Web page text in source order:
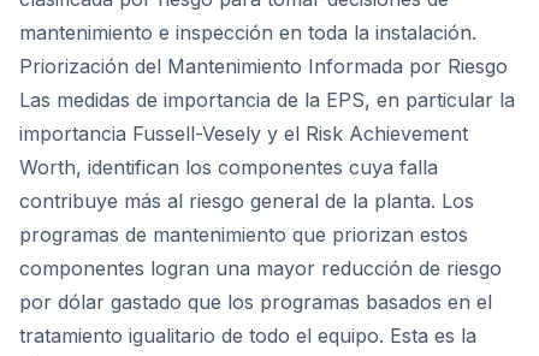
mantenimiento e inspección en toda la instalación.
Priorización del Mantenimiento Informada por Riesgo
Las medidas de importancia de la EPS, en particular la
importancia Fussell-Vesely y el Risk Achievement
Worth, identifican los componentes cuya falla
contribuye más al riesgo general de la planta. Los
programas de mantenimiento que priorizan estos
componentes logran una mayor reducción de riesgo
por dólar gastado que los programas basados en el
tratamiento igualitario de todo el equipo. Esta es la